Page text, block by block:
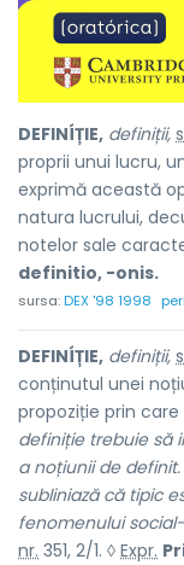
DEFINÍȚIE, definiții,
proprii unui lucru,
exprimă această
natura lucrului,
notelor sale
definitio, -onis.
sursa:DEX '98 1998
DEFINÍȚIE, definiții,
conținutul unei
propoziție prin
definiție trebuie să
a noțiunii de definit.
subliniază că tipic
fenomenului
nr. 351, 2/1. ◊ Expr.